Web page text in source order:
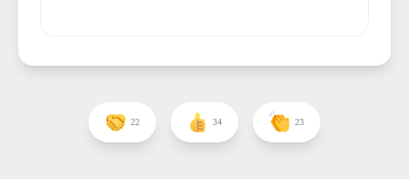
22 34 23